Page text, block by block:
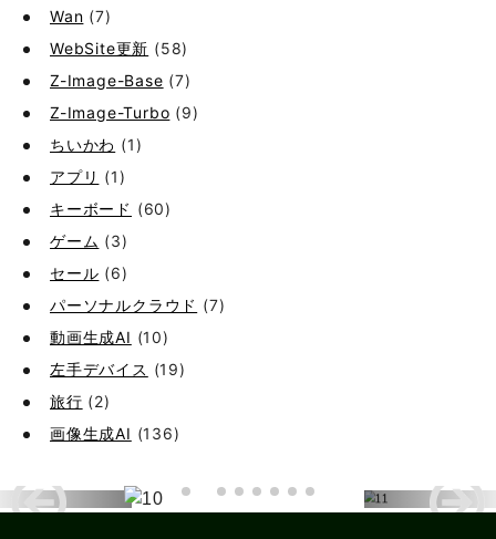
Wan (7)
WebSite更新 (58)
Z-Image-Base (7)
Z-Image-Turbo (9)
ちいかわ (1)
アプリ (1)
キーボード (60)
ゲーム (3)
セール (6)
パーソナルクラウド (7)
動画生成AI (10)
左手デバイス (19)
旅行 (2)
画像生成AI (136)